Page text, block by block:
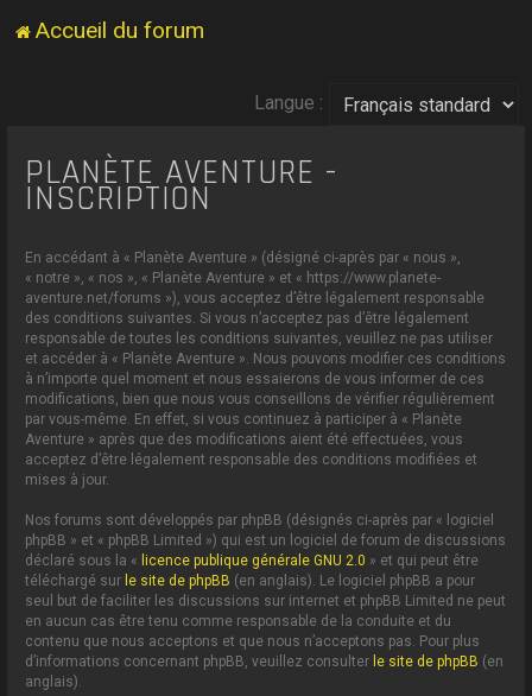
Accueil du forum
Langue :
PLANÈTE AVENTURE -
INSCRIPTION
En accédant à « Planète Aventure » (désigné ci-après par « nous »,
« notre », « nos », « Planète Aventure » et « https://www.planete-
aventure.net/forums »), vous acceptez d’être légalement responsable
des conditions suivantes. Si vous n’acceptez pas d’être légalement
responsable de toutes les conditions suivantes, veuillez ne pas utiliser
et accéder à « Planète Aventure ». Nous pouvons modifier ces conditions
à n’importe quel moment et nous essaierons de vous informer de ces
modifications, bien que nous vous conseillons de vérifier régulièrement
par vous-même. En effet, si vous continuez à participer à « Planète
Aventure » après que des modifications aient été effectuées, vous
acceptez d’être légalement responsable des conditions modifiées et
mises à jour.
Nos forums sont développés par phpBB (désignés ci-après par « logiciel
phpBB » et « phpBB Limited ») qui est un logiciel de forum de discussions
déclaré sous la « licence publique générale GNU 2.0 » et qui peut être
téléchargé sur le site de phpBB (en anglais). Le logiciel phpBB a pour
seul but de faciliter les discussions sur internet et phpBB Limited ne peut
en aucun cas être tenu comme responsable de la conduite et du
contenu que nous acceptons et que nous n’acceptons pas. Pour plus
d’informations concernant phpBB, veuillez consulter le site de phpBB (en
anglais).